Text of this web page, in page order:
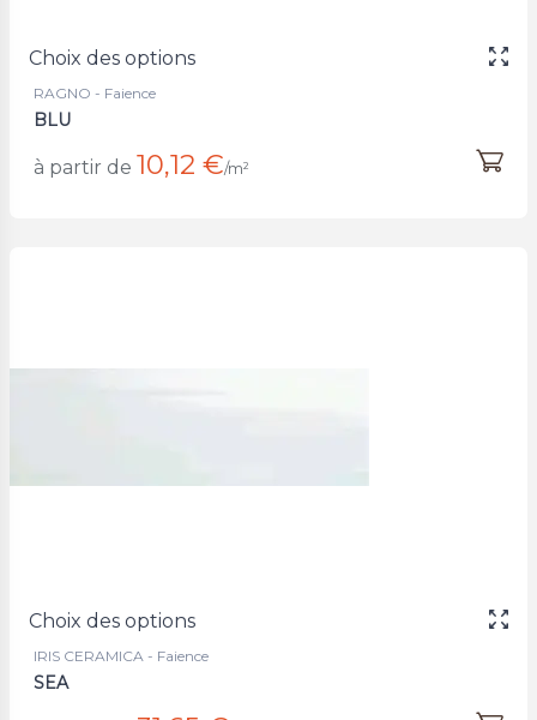
Choix des options
RAGNO - Faience
BLU
à partir de 10,12 €/m²
Choix des options
IRIS CERAMICA - Faience
SEA